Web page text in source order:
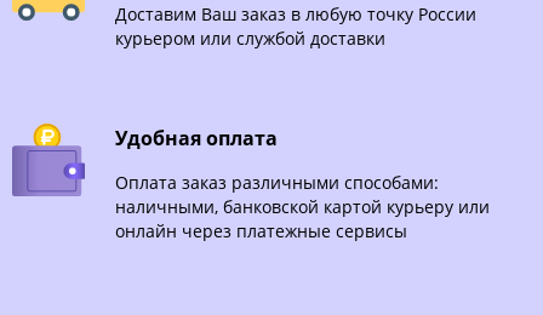
Доставим Ваш заказ в любую точку России
курьером или службой доставки
Удобная оплата
Оплата заказ различными способами:
наличными, банковской картой курьеру или
онлайн через платежные сервисы